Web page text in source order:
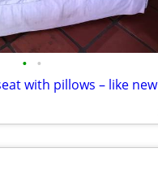
• •
with pillows – like new